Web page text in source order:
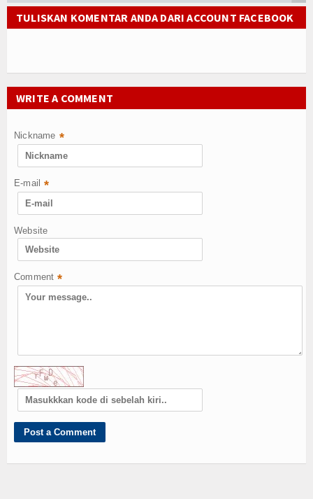
TULISKAN KOMENTAR ANDA DARI ACCOUNT FACEBOOK
WRITE A COMMENT
Nickname *
E-mail *
Website
Comment *